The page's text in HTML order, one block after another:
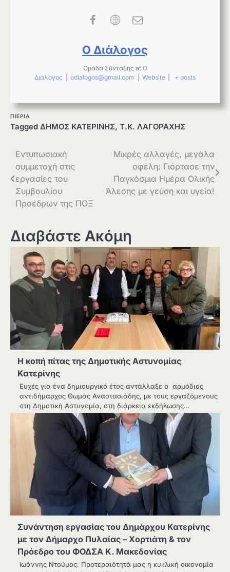
Ο Διάλογος
Ομάδα Σύνταξης at Ο
Διάλογος
odialogos@gmail.com Website + posts
ΠΙΕΡΙΑ
Tagged ΔΗΜΟΣ ΚΑΤΕΡΙΝΗΣ, Τ.Κ. ΛΑΓΟΡΑΧΗΣ
Πλοήγηση
άρθρων
Εντυπωσιακή
συμμετοχή στις
εργασίες του
Συμβουλίου
Προέδρων της ΠΟΞ
Μικρές αλλαγές, μεγάλα
οφέλη: Γιόρτασε την
Παγκόσμια Ημέρα Ολικής
Άλεσης με γεύση και υγεία!
Διαβάστε Ακόμη
Η κοπή πίτας της Δημοτικής Αστυνομίας
Κατερίνης
Ευχές για ένα δημιουργικό έτος αντάλλαξε ο αρμόδιος
αντιδήμαρχος Θωμάς Αναστασιάδης, με τους εργαζόμενους
στη Δημοτική Αστυνομία, στη διάρκεια εκδήλωσης…
Συνάντηση εργασίας του Δημάρχου Κατερίνης
με τον Δήμαρχο Πυλαίας – Χορτιάτη & τον
Πρόεδρο του ΦΟΔΣΑ Κ. Μακεδονίας
Ιωάννης Ντούμος: Προτεραιότητά μας η κυκλική οικονομία